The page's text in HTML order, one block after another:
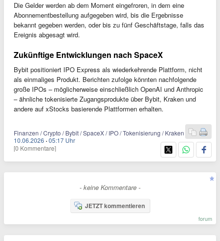
Die Gelder werden ab dem Moment eingefroren, in dem eine
Abonnementbestellung aufgegeben wird, bis die Ergebnisse
bekannt gegeben werden, oder bis zu fünf Geschäftstage, falls das
Ereignis abgesagt wird.
Zukünftige Entwicklungen nach SpaceX
Bybit positioniert IPO Express als wiederkehrende Plattform, nicht
als einmaliges Produkt. Berichten zufolge könnten nachfolgende
große IPOs – möglicherweise einschließlich OpenAI und Anthropic
– ähnliche tokenisierte Zugangsprodukte über Bybit, Kraken und
andere auf xStocks basierende Plattformen erhalten.
Finanzen / Crypto / Bybit / SpaceX / IPO / Tokenisierung / Kraken
10.06.2026 ·05:17 Uhr
[0 Kommentare]
- keine Kommentare -
JETZT kommentieren
forum